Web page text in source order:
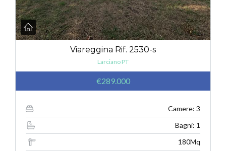
Viareggina Rif. 2530-s
Larciano PT
€289.000
Camere: 3
Bagni: 1
180Mq